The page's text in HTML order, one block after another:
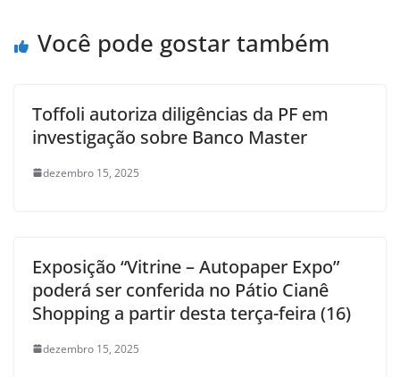
Você pode gostar também
Toffoli autoriza diligências da PF em
investigação sobre Banco Master
dezembro 15, 2025
Exposição “Vitrine – Autopaper Expo”
poderá ser conferida no Pátio Cianê
Shopping a partir desta terça-feira (16)
dezembro 15, 2025